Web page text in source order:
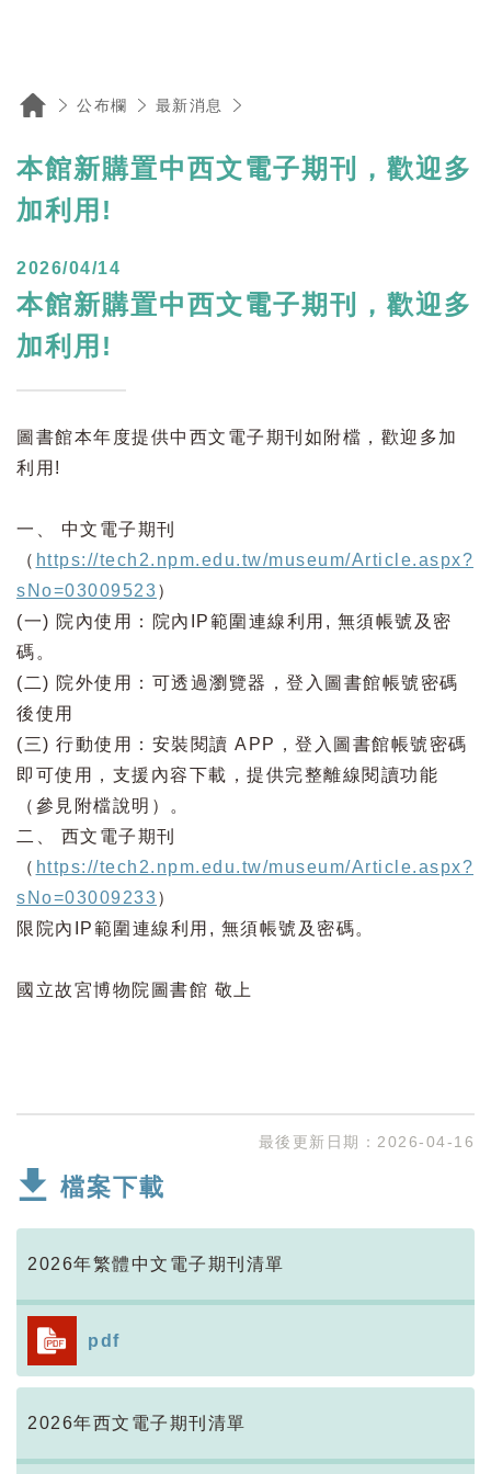
公布欄 最新消息
本館新購置中西文電子期刊，歡迎多加利用!
本館新購置中西文電子期刊，歡迎多
加利用!
2026/04/14
本館新購置中西文電子期刊，歡迎多
加利用!
圖書館本年度提供中西文電子期刊如附檔，歡迎多加
利用!
一、 中文電子期刊
（ https://tech2.npm.edu.tw/museum/Article.aspx?
sNo=03009523）
(一) 院內使用：院內IP範圍連線利用, 無須帳號及密
碼。
(二) 院外使用：可透過瀏覽器，登入圖書館帳號密碼
後使用
(三) 行動使用：安裝閱讀 APP，登入圖書館帳號密碼
即可使用，支援內容下載，提供完整離線閱讀功能
（參見附檔說明）。
二、 西文電子期刊
（ https://tech2.npm.edu.tw/museum/Article.aspx?
sNo=03009233）
限院內IP範圍連線利用, 無須帳號及密碼。
國立故宮博物院圖書館 敬上
最後更新日期： 2026-04-16
檔案下載
2026年繁體中文電子期刊清單
pdf
2026年西文電子期刊清單